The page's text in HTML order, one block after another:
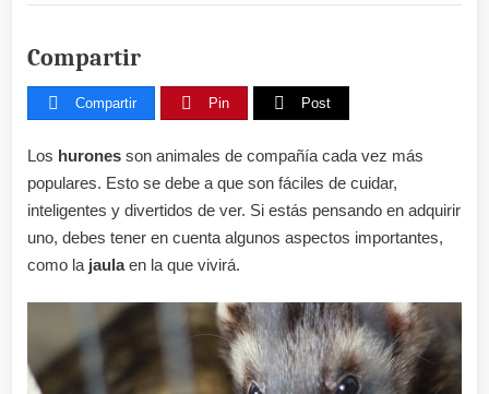
hurones
Compartir
Compartir Pin Post
Los hurones son animales de compañía cada vez más
populares. Esto se debe a que son fáciles de cuidar,
inteligentes y divertidos de ver. Si estás pensando en adquirir
uno, debes tener en cuenta algunos aspectos importantes,
como la jaulaen la que vivirá.